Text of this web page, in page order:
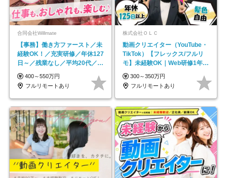
合同会社Willmate
【事務】働き方ファースト／未
経験OK！／充実研修／年休127
日～／残業なし／平均20代／リ
モートOK
400～550万円
フルリモートあり
株式会社ＯＬＣ
動画クリエイター（YouTube・
TikTok）【フレックス/フルリ
モ】未経験OK｜Web研修1年間
｜副業OK
300～350万円
フルリモートあり